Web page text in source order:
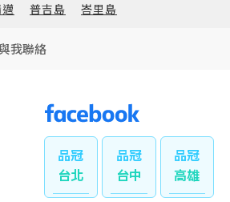
普吉島 峇里島
我聯絡
台北 台中 高雄